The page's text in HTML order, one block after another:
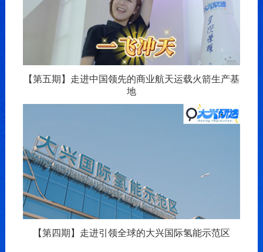
【第五期】走进中国领先的商业航天运载火箭生产基
地
【第四期】走进引领全球的大兴国际氢能示范区